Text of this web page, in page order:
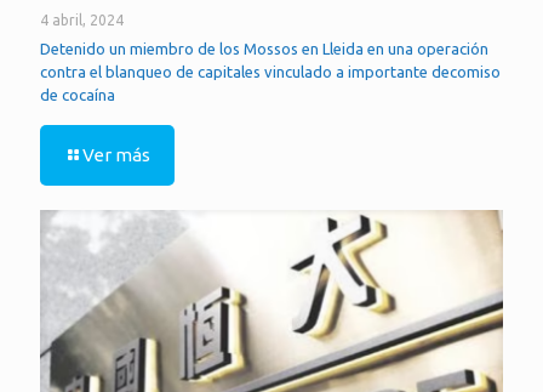
4 abril, 2024
Detenido un miembro de los Mossos en Lleida en una operación
contra el blanqueo de capitales vinculado a importante decomiso
de cocaína
Ver más